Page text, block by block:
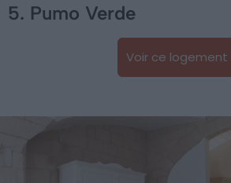
5. Pumo Verde
Voir ce logement